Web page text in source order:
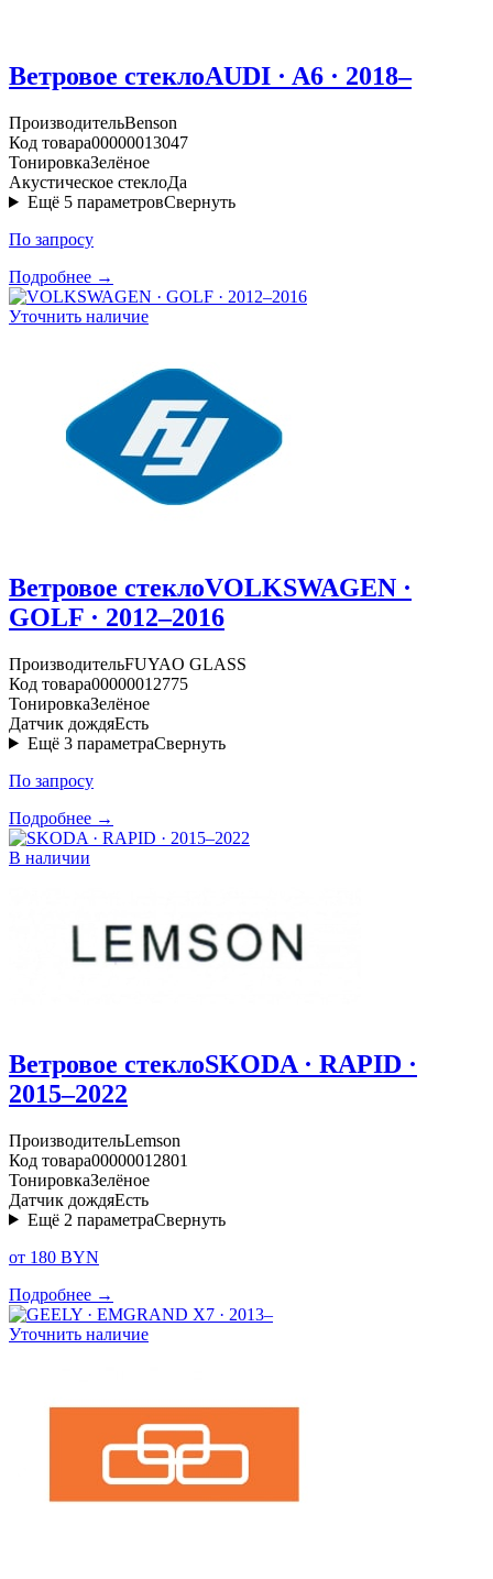
Ветровое стеклоAUDI · A6 · 2018–
ПроизводительBenson
Код товара00000013047
ТонировкаЗелёное
Акустическое стеклоДа
Ещё 5 параметровСвернуть
По запросу
Подробнее →
Уточнить наличие
Ветровое стеклоVOLKSWAGEN ·
GOLF · 2012–2016
ПроизводительFUYAO GLASS
Код товара00000012775
ТонировкаЗелёное
Датчик дождяЕсть
Ещё 3 параметраСвернуть
По запросу
Подробнее →
В наличии
Ветровое стеклоSKODA · RAPID ·
2015–2022
ПроизводительLemson
Код товара00000012801
ТонировкаЗелёное
Датчик дождяЕсть
Ещё 2 параметраСвернуть
от 180 BYN
Подробнее →
Уточнить наличие